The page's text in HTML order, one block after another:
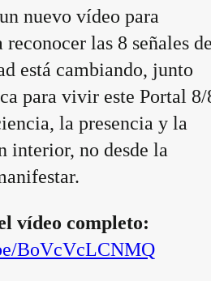
nuevo vídeo para
reconocer las 8 señales
está cambiando, junto
para vivir este Portal 8/
la presencia y la
interior, no desde la
vídeo completo:
BoVcVcLCNMQ